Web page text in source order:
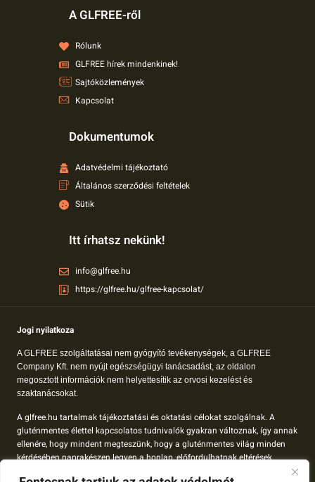
A GLFREE-ről
Rólunk
GLFREE hírek mindenkinek!
Sajtóközlemények
Kapcsolat
Dokumentumok
Adatvédelmi tájékoztató
Általános szerződési feltételek
Sütik
Itt írhatsz nekünk!
info@glfree.hu
https://glfree.hu/glfree-kapcsolat/
Jogi nyilatkoza
A GLFREE szolgáltatásai nem gyógyító tevékenységek, a GLFREE
Company Kft. nem nyújt egészségügyi tanácsadást, az oldalon
megosztott információk nem helyettesítik az orvosi kezelést és
szaktanácsokat.
A glfree.hu tartalmak tájékoztatási és oktatási célokat szolgálnak. A
gluténmentes élettel kapcsolatos tudnivalók gyakran változnak, így annak
ellenére, hogy mindent megteszünk, hogy a gluténmentes világ minden
kérdésében naprakészen legyen a honlap, előfordulhatnak eltérések.